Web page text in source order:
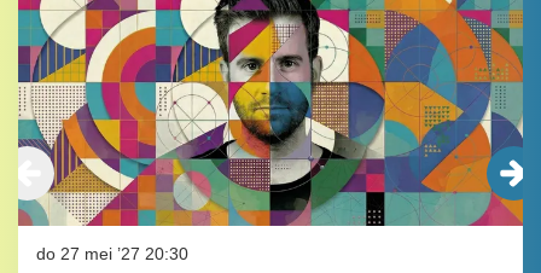
do 27 mei ’27 20:30